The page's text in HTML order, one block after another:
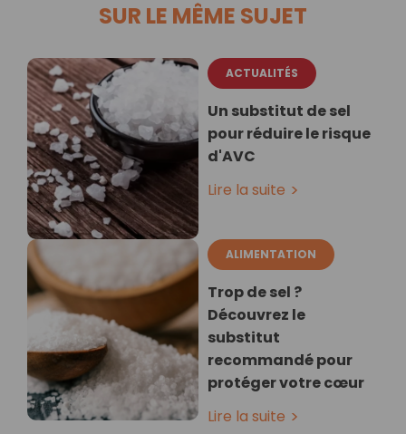
SUR LE MÊME SUJET
ACTUALITÉS
Un substitut de sel
pour réduire le risque
d'AVC
Lire la suite
ALIMENTATION
Trop de sel ?
Découvrez le
substitut
recommandé pour
protéger votre cœur
Lire la suite